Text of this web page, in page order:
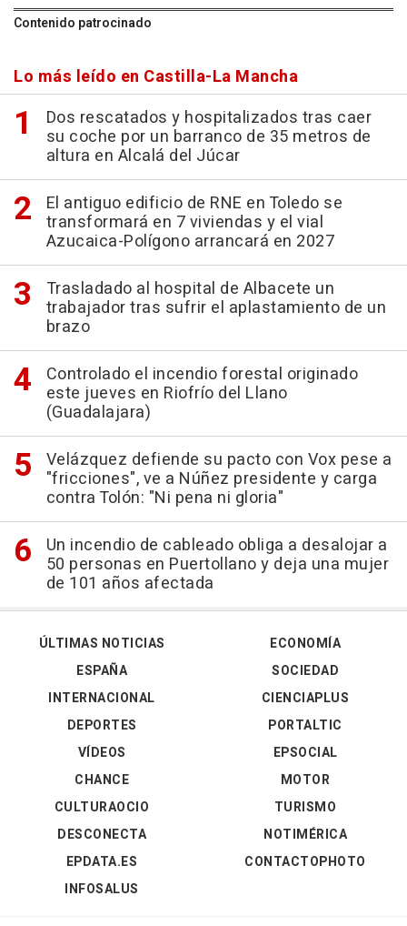
Contenido patrocinado
Lo más leído en Castilla-La Mancha
Dos rescatados y hospitalizados tras caer
su coche por un barranco de 35 metros de
altura en Alcalá del Júcar
El antiguo edificio de RNE en Toledo se
transformará en 7 viviendas y el vial
Azucaica-Polígono arrancará en 2027
Trasladado al hospital de Albacete un
trabajador tras sufrir el aplastamiento de un
brazo
Controlado el incendio forestal originado
este jueves en Riofrío del Llano
(Guadalajara)
Velázquez defiende su pacto con Vox pese a
"fricciones", ve a Núñez presidente y carga
contra Tolón: "Ni pena ni gloria"
Un incendio de cableado obliga a desalojar a
50 personas en Puertollano y deja una mujer
de 101 años afectada
ÚLTIMAS NOTICIAS
ESPAÑA
INTERNACIONAL
DEPORTES
VÍDEOS
ECONOMÍA
SOCIEDAD
CIENCIAPLUS
PORTALTIC
EPSOCIAL
CHANCE
CULTURAOCIO
DESCONECTA
EPDATA.ES
INFOSALUS
MOTOR
TURISMO
NOTIMÉRICA
CONTACTOPHOTO